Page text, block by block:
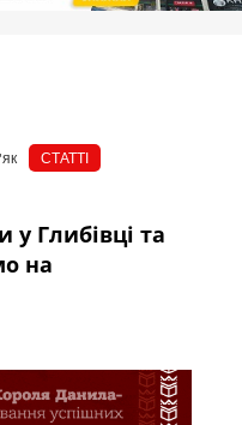
СТАТТІ
у Глибівці та
на